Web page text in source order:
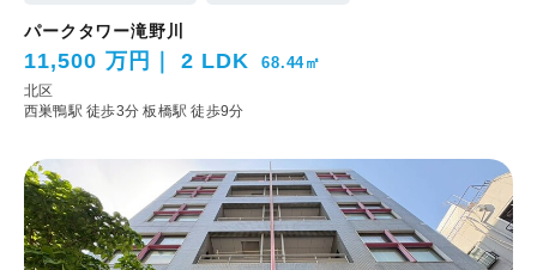
パークタワー滝野川
11,500 万円 2 LDK 68.44㎡
北区
西巣鴨駅 徒歩3分板橋駅 徒歩9分